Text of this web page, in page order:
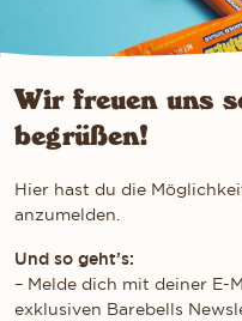
Wir freuen uns
begrüßen!
Hier hast du die
anzumelden.
Und so geht’s:
– Melde dich mit deiner E-
exklusiven Barebells